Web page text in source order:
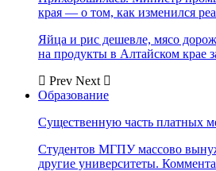
края — о том, как изменился
Яйца и рис дешевле, мясо
на продукты в Алтайском крае
Prev Next
Образование
Существенную часть платных
Студентов МГПУ массово
другие университеты.